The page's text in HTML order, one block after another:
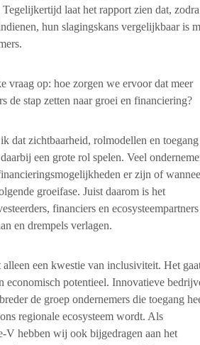
laat het rapport zien dat, zodra
hun slagingskans vergelijkbaar is
vraag op: hoe zorgen we ervoor dat meer
de stap zetten naar groei en financiering?
dat zichtbaarheid, rolmodellen en toegang
een grote rol spelen. Veel
er zijn of
groeifase. Juist daarom is het
financiers en ecosysteempartners
en drempels verlagen.
een kwestie van inclusiviteit. Het
economisch potentieel. Innovatieve
de groep ondernemers die toegang
regionale ecosysteem wordt. Als
V hebben wij ook bijgedragen aan het